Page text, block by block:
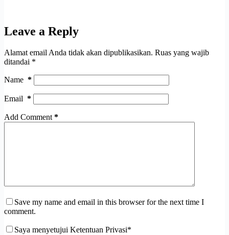
Leave a Reply
Alamat email Anda tidak akan dipublikasikan. Ruas yang wajib
ditandai *
Name *
Email *
Add Comment*
Save my name and email in this browser for the next time I
comment.
Saya menyetujui Ketentuan Privasi*